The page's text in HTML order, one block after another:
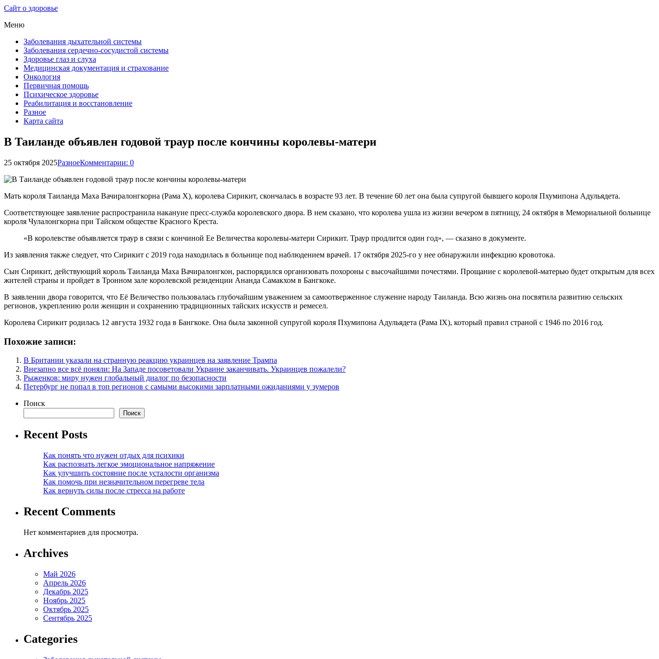
Сайт о здоровье
Меню
Заболевания дыхательной системы
Заболевания сердечно-сосудистой системы
Здоровье глаз и слуха
Медицинская документация и страхование
Онкология
Первичная помощь
Психическое здоровье
Реабилитация и восстановление
Разное
Карта сайта
В Таиланде объявлен годовой траур после кончины королевы-матери
25 октября 2025РазноеКомментарии: 0
Мать короля Таиланда Маха Вачиралонгкорна (Рама X), королева Сирикит, скончалась в возрасте 93 лет. В течение 60 лет она была супругой бывшего короля Пхумипона Адульядета.
Соответствующее заявление распространила накануне пресс-служба королевского двора. В нем сказано, что королева ушла из жизни вечером в пятницу, 24 октября в Мемориальной больнице
короля Чулалонгкорна при Тайском обществе Красного Креста.
«В королевстве объявляется траур в связи с кончиной Ее Величества королевы-матери Сирикит. Траур продлится один год», — сказано в документе.
Из заявления также следует, что Сирикит с 2019 года находилась в больнице под наблюдением врачей. 17 октября 2025-го у нее обнаружили инфекцию кровотока.
Сын Сирикит, действующий король Таиланда Маха Вачиралонгкон, распорядился организовать похороны с высочайшими почестями. Прощание с королевой-матерью будет открытым для всех
жителей страны и пройдет в Тронном зале королевской резиденции Ананда Самакхом в Бангкоке.
В заявлении двора говорится, что Её Величество пользовалась глубочайшим уважением за самоотверженное служение народу Таиланда. Всю жизнь она посвятила развитию сельских
регионов, укреплению роли женщин и сохранению традиционных тайских искусств и ремесел.
Королева Сирикит родилась 12 августа 1932 года в Бангкоке. Она была законной супругой короля Пхумипона Адульядета (Рама IX), который правил страной с 1946 по 2016 год.
Похожие записи:
В Британии указали на странную реакцию украинцев на заявление Трампа
Внезапно все всё поняли: На Западе посоветовали Украине заканчивать. Украинцев пожалели?
Рыженков: миру нужен глобальный диалог по безопасности
Петербург не попал в топ регионов с самыми высокими зарплатными ожиданиями у зумеров
Поиск
Поиск
Recent Posts
Как понять что нужен отдых для психики
Как распознать легкое эмоциональное напряжение
Как улучшить состояние после усталости организма
Как помочь при незначительном перегреве тела
Как вернуть силы после стресса на работе
Recent Comments
Нет комментариев для просмотра.
Archives
Май 2026
Апрель 2026
Декабрь 2025
Ноябрь 2025
Октябрь 2025
Сентябрь 2025
Categories